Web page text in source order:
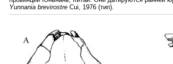
Yunnania brevirostreCui, 1976 (тип).